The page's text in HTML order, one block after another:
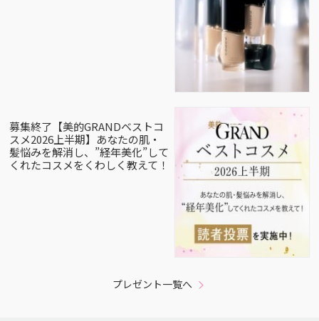
募集終了【美的GRANDベストコ
スメ2026上半期】あなたの肌・
髪悩みを解消し、”経年美化”して
くれたコスメをくわしく教えて！
プレゼント一覧へ